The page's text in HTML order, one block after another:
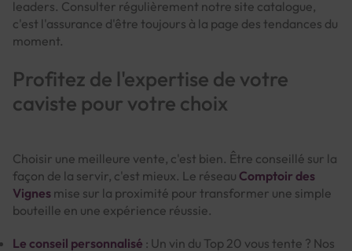
leaders. Consulter régulièrement notre site catalogue,
c'est l'assurance d'être toujours à la page des tendances du
moment.
Profitez de l'expertise de votre
caviste pour votre choix
Choisir une meilleure vente, c'est bien. Être conseillé sur la
façon de la servir, c'est mieux. Le réseau Comptoir des
Vignes mise sur la proximité pour transformer une simple
bouteille en une expérience réussie.
Le conseil personnalisé : Un vin du Top 20 vous tente ? Nos